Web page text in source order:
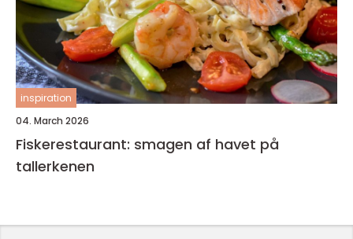
inspiration
04. March 2026
Fiskerestaurant: smagen af havet på
tallerkenen